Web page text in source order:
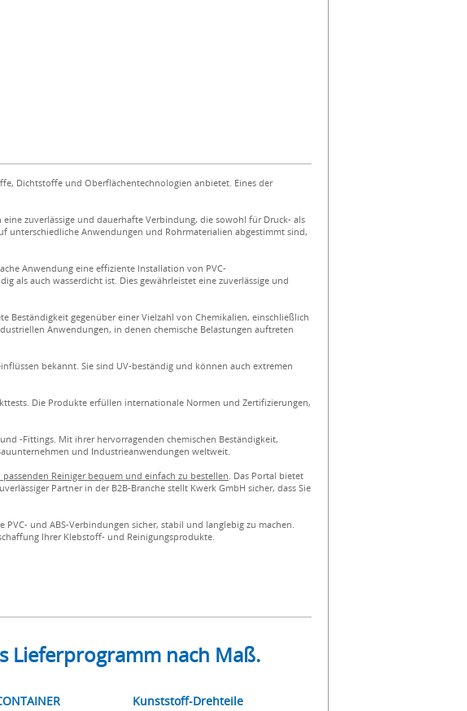
Dichtstoffe und Oberflächentechnologien anbietet. Eines der
eine zuverlässige und dauerhafte Verbindung, die sowohl für Druck- als
unterschiedliche Anwendungen und Rohrmaterialien abgestimmt sind,
Anwendung eine effiziente Installation von PVC-
als auch wasserdicht ist. Dies gewährleistet eine zuverlässige und
Beständigkeit gegenüber einer Vielzahl von Chemikalien, einschließlich
Anwendungen, in denen chemische Belastungen auftreten
bekannt. Sie sind UV-beständig und können auch extremen
Die Produkte erfüllen internationale Normen und Zertifizierungen,
-Fittings. Mit ihrer hervorragenden chemischen Beständigkeit,
und Industrieanwendungen weltweit.
Reiniger bequem und einfach zu bestellen. Das Portal bietet
Partner in der B2B-Branche stellt Kwerk GmbH sicher, dass Sie
und ABS-Verbindungen sicher, stabil und langlebig zu machen.
Ihrer Klebstoff- und Reinigungsprodukte.
Lieferprogramm nach Maß.
Kunststoff-Drehteile